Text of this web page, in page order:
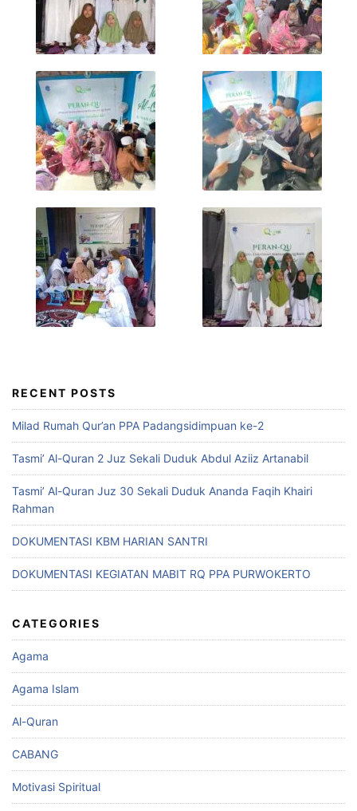
RECENT POSTS
Milad Rumah Qur’an PPA Padangsidimpuan ke-2
Tasmi’ Al-Quran 2 Juz Sekali Duduk Abdul Aziiz Artanabil
Tasmi’ Al-Quran Juz 30 Sekali Duduk Ananda Faqih Khairi
Rahman
DOKUMENTASI KBM HARIAN SANTRI
DOKUMENTASI KEGIATAN MABIT RQ PPA PURWOKERTO
CATEGORIES
Agama
Agama Islam
Al-Quran
CABANG
Motivasi Spiritual